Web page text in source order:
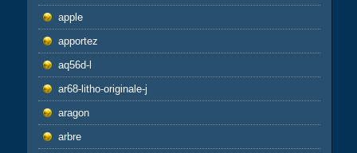
apple
apportez
aq56d-l
ar68-litho-originale-j
aragon
arbre